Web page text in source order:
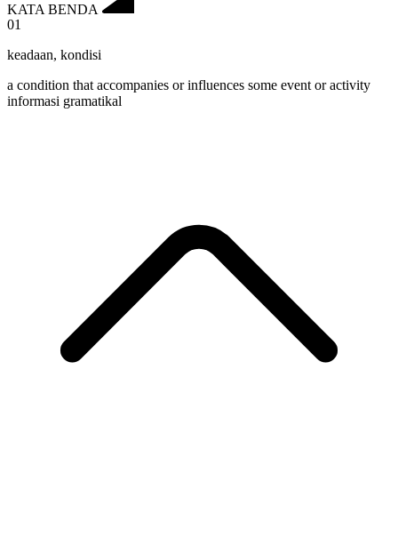
KATA BENDA
01
keadaan, kondisi
a condition that accompanies or influences some event or activity
informasi gramatikal